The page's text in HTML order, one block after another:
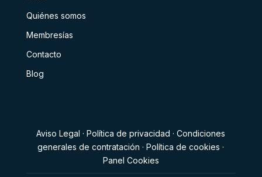
Quiénes somos
Membresías
Contacto
Blog
Aviso Legal ·Política de privacidad ·Condiciones
generales de contratación ·Política de cookies ·
Panel Cookies